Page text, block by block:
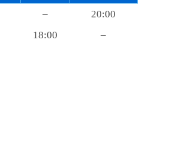
–
20:00
18:00 –